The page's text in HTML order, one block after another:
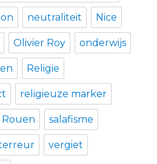
neutraliteit Nice
Olivier Roy onderwijs
Religie
religieuze marker
Rouen salafisme
vergiet